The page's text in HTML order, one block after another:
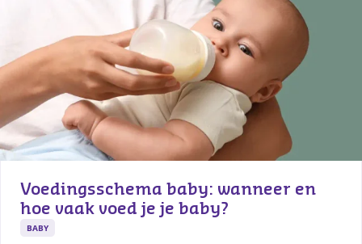
Voedingsschema baby: wanneer en
hoe vaak voed je je baby?
BABY